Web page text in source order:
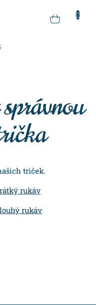
Nákupní
triček.
rukáv
rukáv